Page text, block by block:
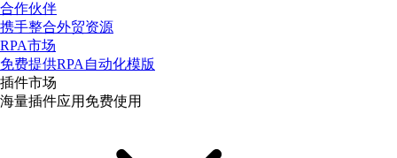
合作伙伴
携手整合外贸资源
RPA市场
免费提供RPA自动化模版
插件市场
海量插件应用免费使用